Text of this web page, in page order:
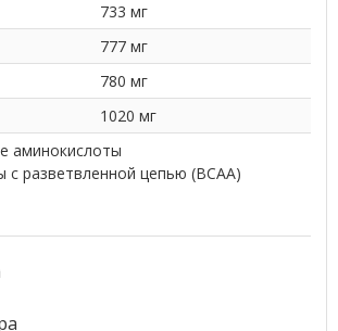
733 мг
777 мг
780 мг
1020 мг
аминокислоты
разветвленной цепью (BCAA)